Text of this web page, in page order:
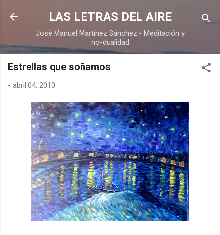
Ir al contenido principal
LAS LETRAS DEL AIRE
José Manuel Martínez Sánchez - Meditación y
no-dualidad
Estrellas que soñamos
- abril 04, 2010